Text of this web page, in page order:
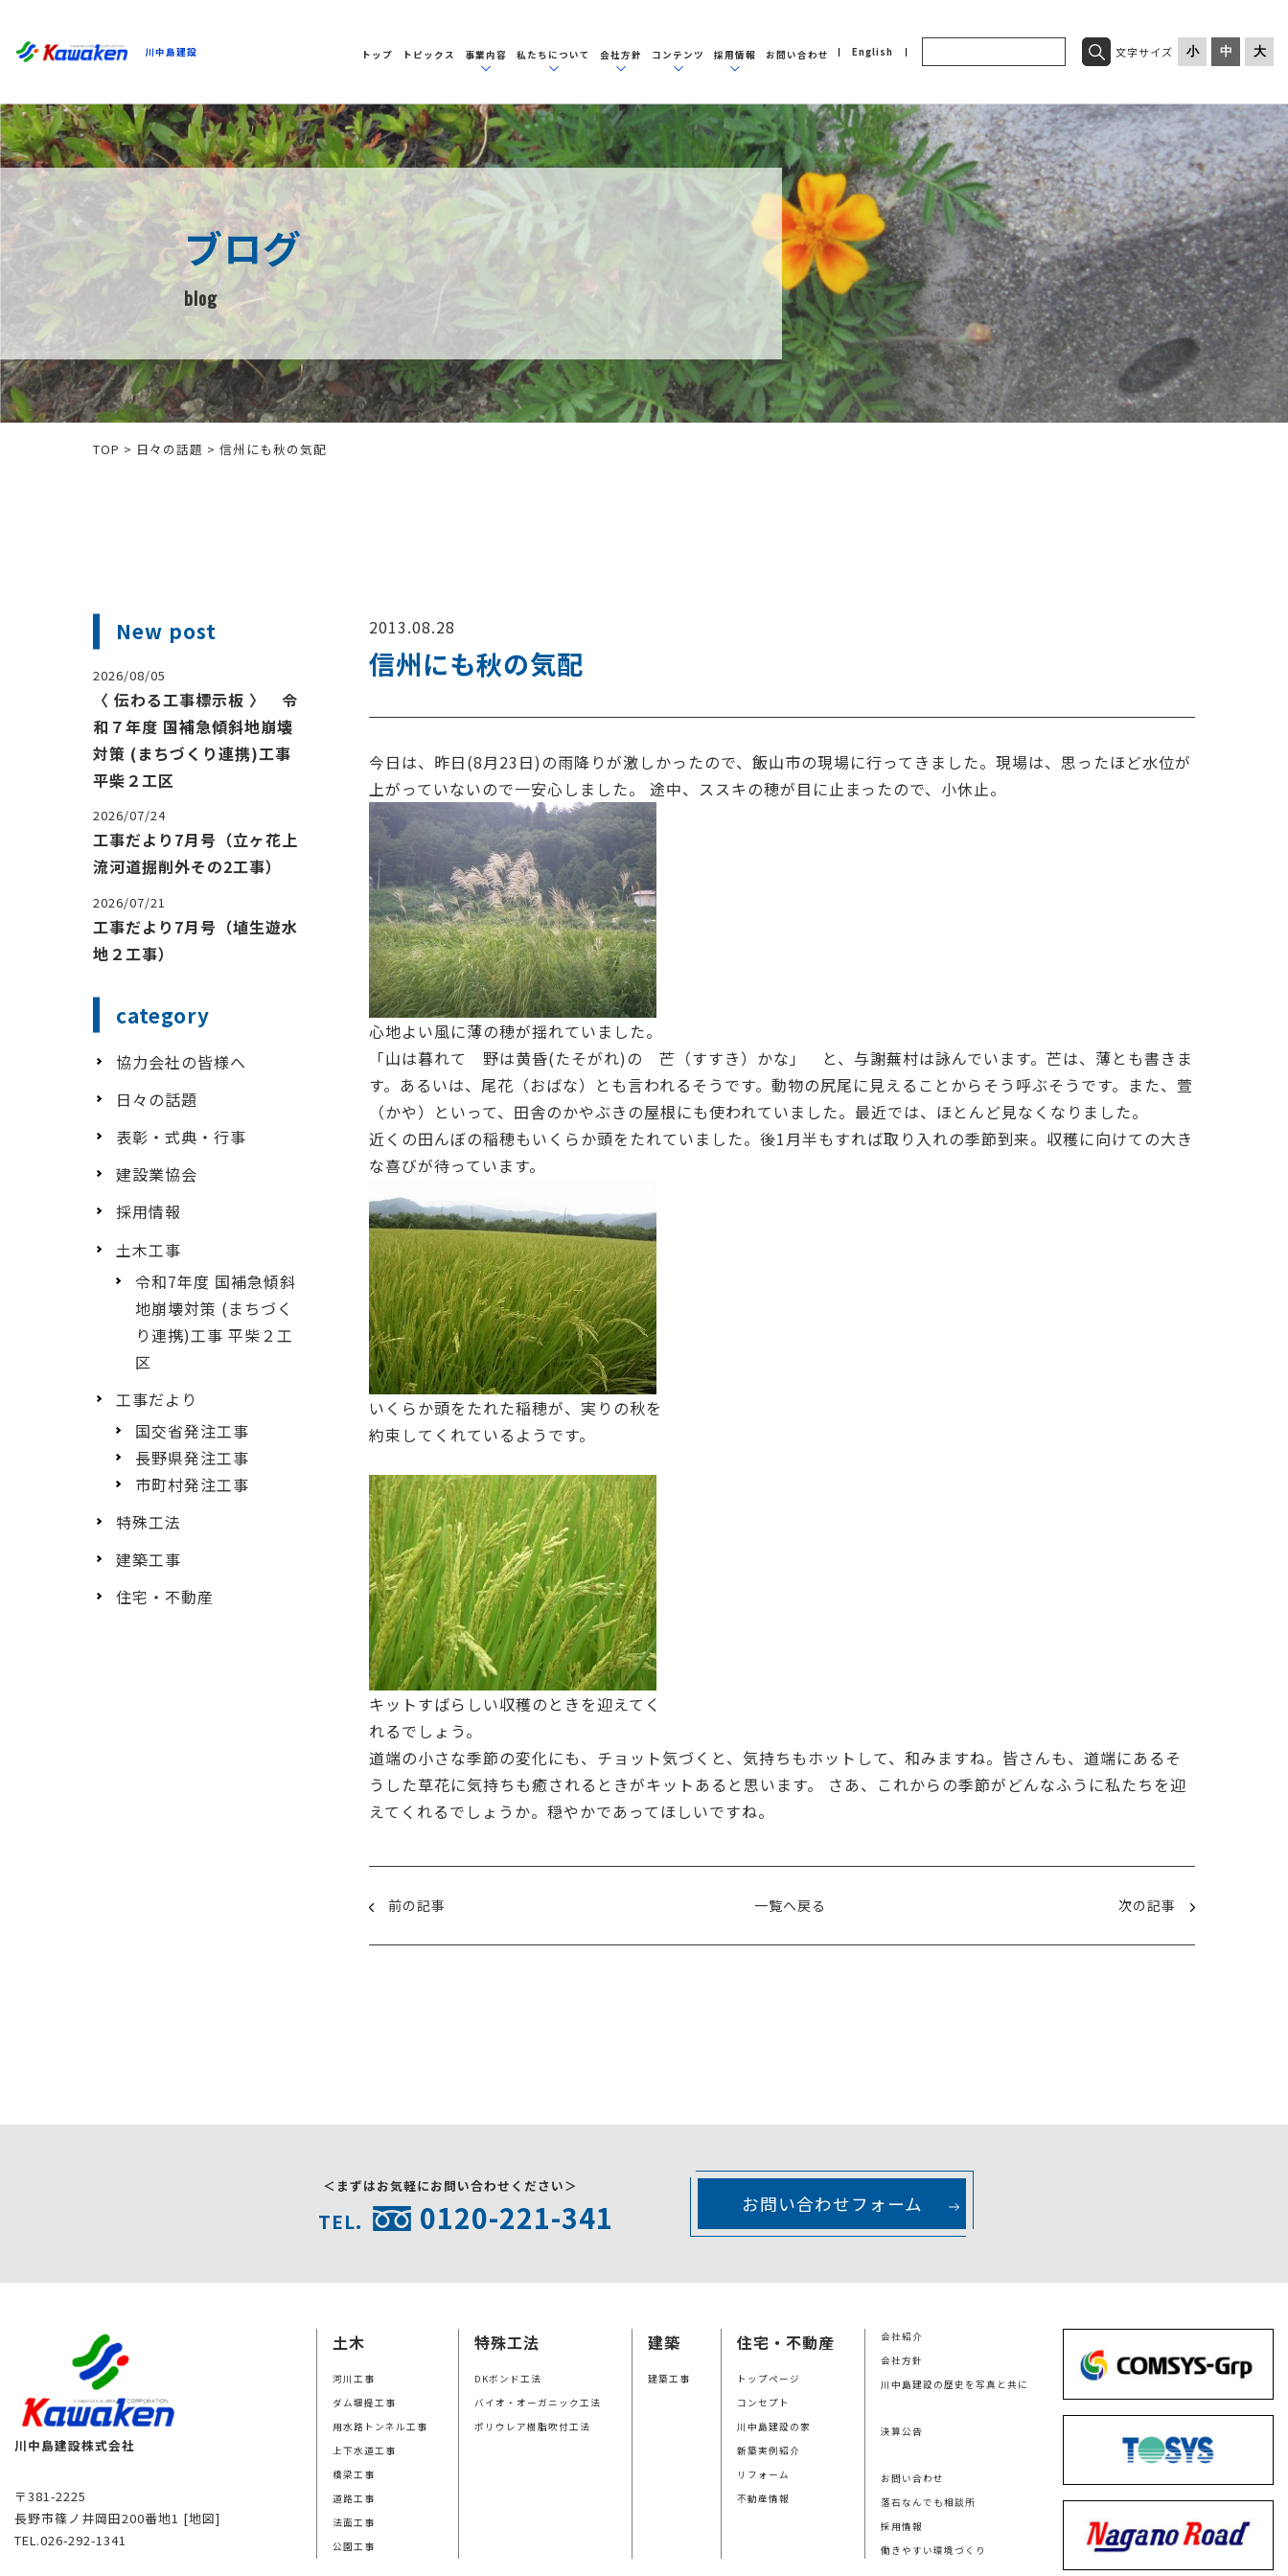
川中島建設 トップ トピックス 事業内容 私たちについて 会社方針 コンテンツ 採用情報 お問い合わせ English 文字サイズ 小 中 大
ブログ
blog
TOP > 日々の話題 > 信州にも秋の気配
2013.08.28
信州にも秋の気配
今日は、昨日(8月23日)の雨降りが激しかったので、飯山市の現場に行ってきました。現場は、思ったほど水位が
上がっていないので一安心しました。 途中、ススキの穂が目に止まったので、小休止。
心地よい風に薄の穂が揺れていました。
「山は暮れて 野は黄昏(たそがれ)の 芒（すすき）かな」 と、与謝蕪村は詠んでいます。芒は、薄とも書きま
す。あるいは、尾花（おばな）とも言われるそうです。動物の尻尾に見えることからそう呼ぶそうです。また、萱
（かや）といって、田舎のかやぶきの屋根にも使われていました。最近では、ほとんど見なくなりました。
近くの田んぼの稲穂もいくらか頭をたれていました。後1月半もすれば取り入れの季節到来。収穫に向けての大き
な喜びが待っています。
いくらか頭をたれた稲穂が、実りの秋を
約束してくれているようです。
キットすばらしい収穫のときを迎えてく
れるでしょう。
道端の小さな季節の変化にも、チョット気づくと、気持ちもホットして、和みますね。皆さんも、道端にあるそ
うした草花に気持ちも癒されるときがキットあると思います。 さあ、これからの季節がどんなふうに私たちを迎
えてくれるでしょうか。穏やかであってほしいですね。
前の記事 一覧へ戻る 次の記事
New post
2026/08/05
〈 伝わる工事標示板 〉 令
和７年度 国補急傾斜地崩壊
対策 (まちづくり連携)工事
平柴２工区
2026/07/24
工事だより7月号（立ヶ花上
流河道掘削外その2工事）
2026/07/21
工事だより7月号（埴生遊水
地２工事）
category
協力会社の皆様へ
日々の話題
表彰・式典・行事
建設業協会
採用情報
土木工事
令和7年度 国補急傾斜
地崩壊対策 (まちづく
り連携)工事 平柴２工
区
工事だより
国交省発注工事
長野県発注工事
市町村発注工事
特殊工法
建築工事
住宅・不動産
＜まずはお気軽にお問い合わせください＞
TEL. 0120-221-341 お問い合わせフォーム
川中島建設株式会社
〒381-2225
長野市篠ノ井岡田200番地1 [地図]
TEL.026-292-1341
土木
河川工事
ダム堰提工事
用水路トンネル工事
上下水道工事
橋梁工事
道路工事
法面工事
公園工事
特殊工法
DKボンド工法
バイオ・オーガニック工法
ポリウレア樹脂吹付工法
建築
建築工事
住宅・不動産
トップページ
コンセプト
川中島建設の家
新築実例紹介
リフォーム
不動産情報
会社紹介
会社方針
川中島建設の歴史を写真と共に
決算公告
お問い合わせ
落石なんでも相談所
採用情報
働きやすい環境づくり